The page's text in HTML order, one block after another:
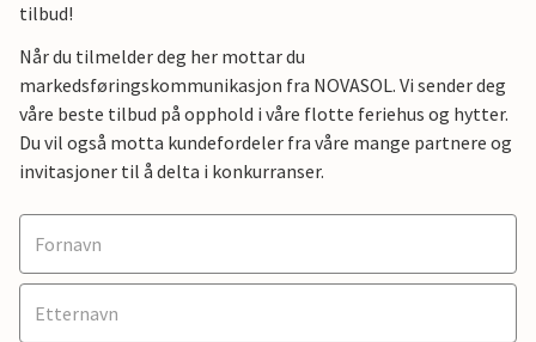
tilbud!
Når du tilmelder deg her mottar du
markedsføringskommunikasjon fra NOVASOL. Vi sender deg
våre beste tilbud på opphold i våre flotte feriehus og hytter.
Du vil også motta kundefordeler fra våre mange partnere og
invitasjoner til å delta i konkurranser.